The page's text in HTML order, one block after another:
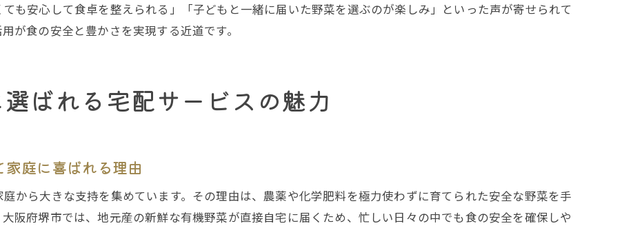
も安心して食卓を整えられる」「子どもと一緒に届いた野菜を選ぶのが楽しみ」といった声が寄せられて
が食の安全と豊かさを実現する近道です。
ばれる宅配サービスの魅力
庭に喜ばれる理由
から大きな支持を集めています。その理由は、農薬や化学肥料を極力使わずに育てられた安全な野菜を手
阪府堺市では、地元産の新鮮な有機野菜が直接自宅に届くため、忙しい日々の中でも食の安全を確保しや